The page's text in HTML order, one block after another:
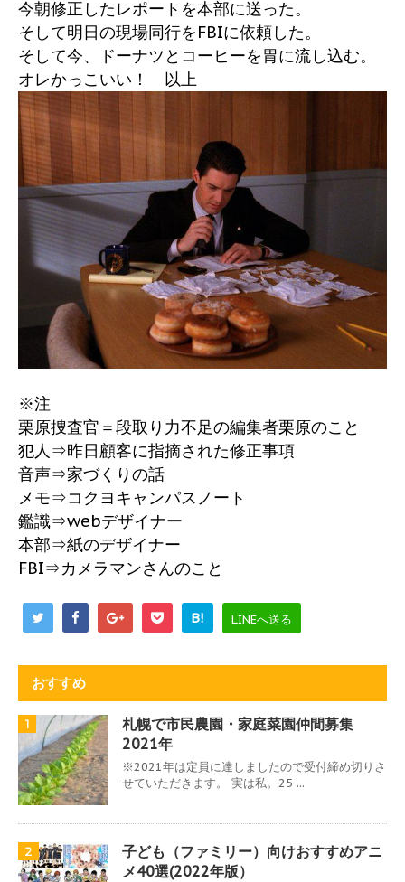
今朝修正したレポートを本部に送った。
そして明日の現場同行をFBIに依頼した。
そして今、ドーナツとコーヒーを胃に流し込む。
オレかっこいい！ 以上
※注
栗原捜査官＝段取り力不足の編集者栗原のこと
犯人⇒昨日顧客に指摘された修正事項
音声⇒家づくりの話
メモ⇒コクヨキャンパスノート
鑑識⇒webデザイナー
本部⇒紙のデザイナー
FBI⇒カメラマンさんのこと
B! LINEへ送る
おすすめ
1
札幌で市民農園・家庭菜園仲間募集
2021年
※2021年は定員に達しましたので受付締め切りさ
せていただきます。 実は私。25 ...
2
子ども（ファミリー）向けおすすめアニ
メ40選(2022年版）